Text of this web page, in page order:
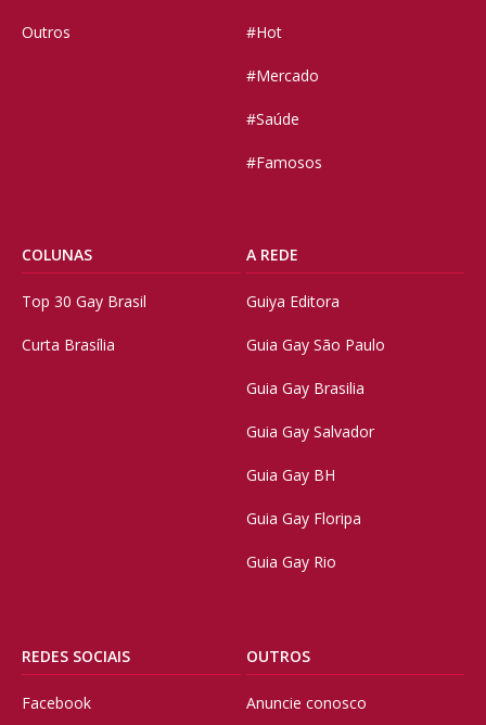
Outros #Hot
#Mercado
#Saúde
#Famosos
COLUNAS
Top 30 Gay Brasil
Curta Brasília
A REDE
Guiya Editora
Guia Gay São Paulo
Guia Gay Brasilia
Guia Gay Salvador
Guia Gay BH
Guia Gay Floripa
Guia Gay Rio
REDES SOCIAIS
Facebook
OUTROS
Anuncie conosco